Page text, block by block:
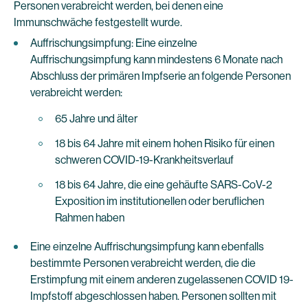
Personen verabreicht werden, bei denen eine
Immunschwäche festgestellt wurde.
Auffrischungsimpfung: Eine einzelne
Auffrischungsimpfung kann mindestens 6 Monate nach
Abschluss der primären Impfserie an folgende Personen
verabreicht werden:
65 Jahre und älter
18 bis 64 Jahre mit einem hohen Risiko für einen
schweren COVID-19-Krankheitsverlauf
18 bis 64 Jahre, die eine gehäufte SARS-CoV-2
Exposition im institutionellen oder beruflichen
Rahmen haben
Eine einzelne Auffrischungsimpfung kann ebenfalls
bestimmte Personen verabreicht werden, die die
Erstimpfung mit einem anderen zugelassenen COVID 19-
Impfstoff abgeschlossen haben. Personen sollten mit